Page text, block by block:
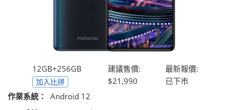
12GB+256GB
加入比拼
建議售價:
$21,990
最新報價:
已下市
作業系統：
Android 12